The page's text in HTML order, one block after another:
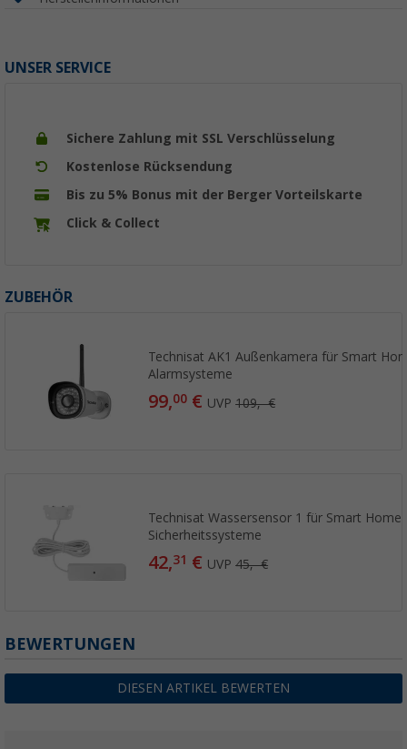
UNSER SERVICE
Sichere Zahlung mit SSL Verschlüsselung
Kostenlose Rücksendung
Bis zu 5% Bonus mit der Berger Vorteilskarte
Click & Collect
ZUBEHÖR
Technisat AK1 Außenkamera für Smart
Alarmsysteme
99,00 € UVP109,- €
Technisat Wassersensor 1 für Smart Home
Sicherheitssysteme
42,31 € UVP45,- €
BEWERTUNGEN
DIESEN ARTIKEL BEWERTEN